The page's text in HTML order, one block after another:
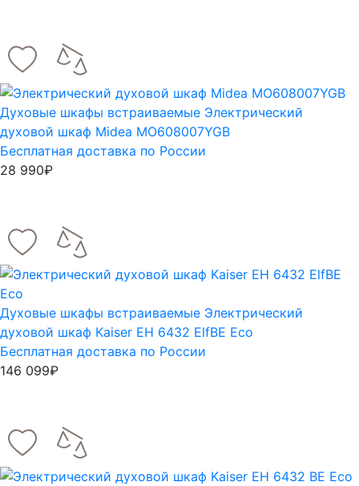
Духовые шкафы встраиваемые Электрический
духовой шкаф Midea MO608007YGB
Бесплатная доставка по России
28 990₽
Духовые шкафы встраиваемые Электрический
духовой шкаф Kaiser EH 6432 ElfBE Eco
Бесплатная доставка по России
146 099₽